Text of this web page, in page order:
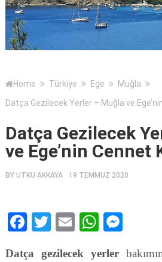
Home Türkiye Ege
Muğla
Datça Gezilecek Yerler – Muğla ve
Datça Gezilecek
ve Ege’nin Cennet
BY UTKU AKKAYA 19 TEMMUZ 2020
Facebook
TwitterEmail
Datça gezilecek yerler